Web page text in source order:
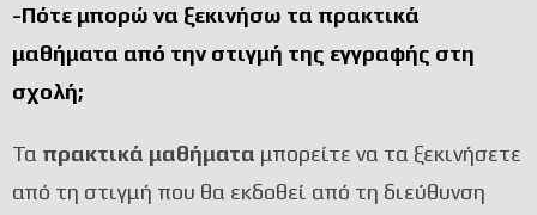
-Πότε μπορώ να ξεκινήσω τα πρακτικά
μαθήματα από την στιγμή της εγγραφής στη
σχολή;
Τα πρακτικά μαθήματα μπορείτε να τα ξεκινήσετε
από τη στιγμή που θα εκδοθεί από τη διεύθυνση